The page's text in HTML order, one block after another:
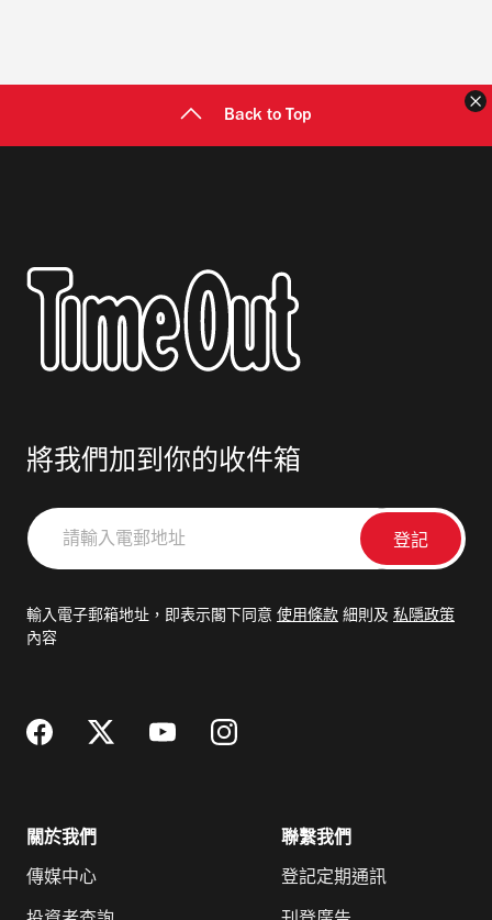
Back to Top
將我們加到你的收件箱
請
輸
郵
輸入電子郵箱地址，即表示閣下同意 使用條款 細則及 私隱政策
內容
關於我們
傳媒中心
聯繫我們
登記定期通訊